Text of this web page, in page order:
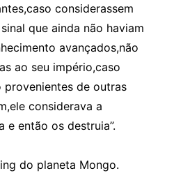
considerassem
que ainda não haviam
avançados,não
ao seu império,caso
provenientes de outras
considerava a
e então os destruia”.
do planeta Mongo.